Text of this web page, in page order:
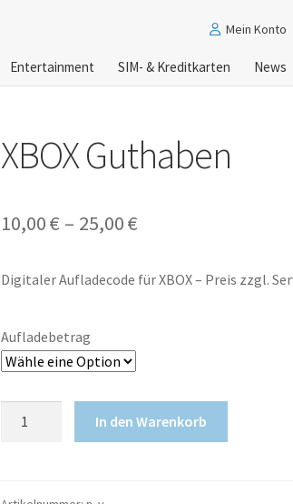
Mein Konto
Entertainment SIM- & Kreditkarten News
XBOX Guthaben
10,00€ – 25,00€
Digitaler Aufladecode für XBOX – Preis zzgl.
Aufladebetrag
In den Warenkorb